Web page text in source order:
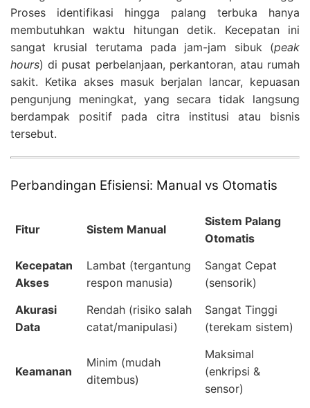
Proses identifikasi hingga palang terbuka hanya
membutuhkan waktu hitungan detik. Kecepatan ini
sangat krusial terutama pada jam-jam sibuk (peak
hours) di pusat perbelanjaan, perkantoran, atau rumah
sakit. Ketika akses masuk berjalan lancar, kepuasan
pengunjung meningkat, yang secara tidak langsung
berdampak positif pada citra institusi atau bisnis
tersebut.
Perbandingan Efisiensi: Manual vs Otomatis
Fitur Sistem Manual
Sistem Palang
Otomatis
Kecepatan
Akses
Lambat (tergantung
respon manusia)
Sangat Cepat
(sensorik)
Akurasi
Data
Rendah (risiko salah
catat/manipulasi)
Sangat Tinggi
(terekam sistem)
Keamanan
Minim (mudah
ditembus)
Maksimal
(enkripsi &
sensor)